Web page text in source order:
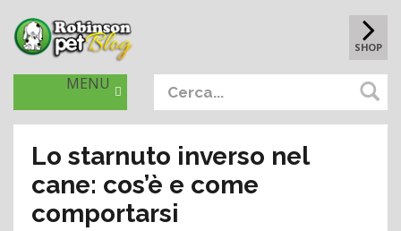
SHOP
MENU
Lo starnuto inverso nel
cane: cos’è e come
comportarsi